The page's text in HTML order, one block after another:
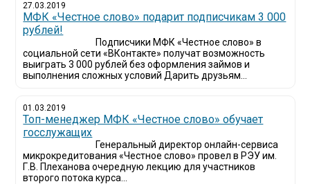
27.03.2019
МФК «Честное слово» подарит подписчикам 3 000
рублей!
Подписчики МФК «Честное слово» в
социальной сети «ВКонтакте» получат возможность
выиграть 3 000 рублей без оформления займов и
выполнения сложных условий Дарить друзьям...
01.03.2019
Топ-менеджер МФК «Честное слово» обучает
госслужащих
Генеральный директор онлайн-сервиса
микрокредитования «Честное слово» провел в РЭУ им.
Г.В. Плеханова очередную лекцию для участников
второго потока курса...